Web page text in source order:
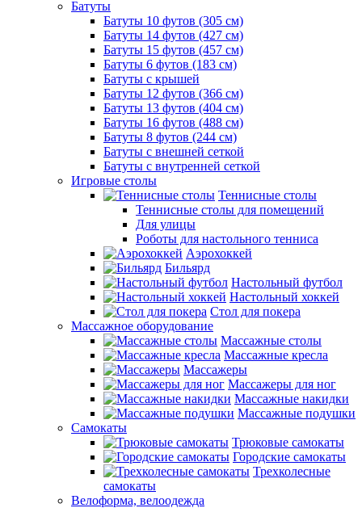
Батуты
Батуты 10 футов (305 см)
Батуты 14 футов (427 см)
Батуты 15 футов (457 см)
Батуты 6 футов (183 см)
Батуты с крышей
Батуты 12 футов (366 см)
Батуты 13 футов (404 см)
Батуты 16 футов (488 см)
Батуты 8 футов (244 см)
Батуты с внешней сеткой
Батуты с внутренней сеткой
Игровые столы
Теннисные столы
Теннисные столы для помещений
Для улицы
Роботы для настольного тенниса
Аэрохоккей
Бильярд
Настольный футбол
Настольный хоккей
Стол для покера
Массажное оборудование
Массажные столы
Массажные кресла
Массажеры
Массажеры для ног
Массажные накидки
Массажные подушки
Самокаты
Трюковые самокаты
Городские самокаты
Трехколесные
самокаты
Велоформа, велоодежда